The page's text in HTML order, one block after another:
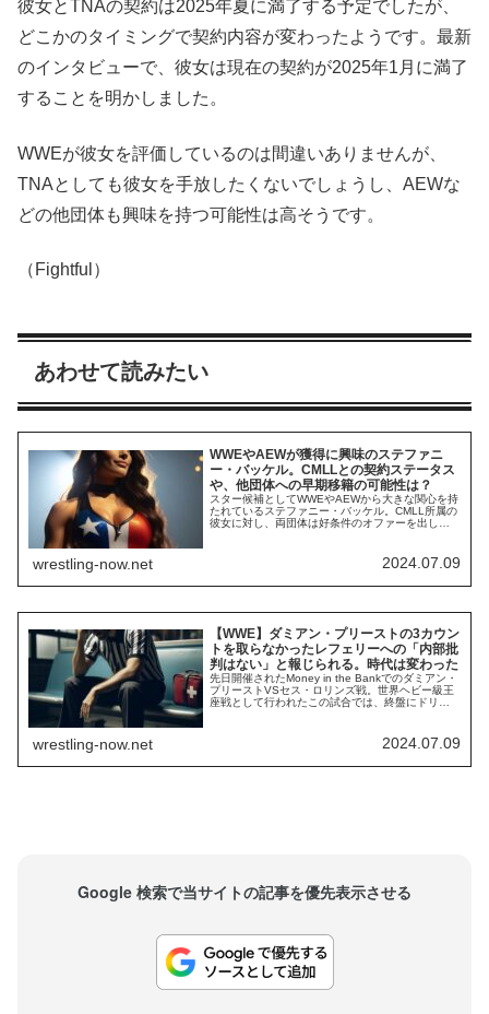
彼女とTNAの契約は2025年夏に満了する予定でしたが、
どこかのタイミングで契約内容が変わったようです。最新
のインタビューで、彼女は現在の契約が2025年1月に満了
することを明かしました。
WWEが彼女を評価しているのは間違いありませんが、
TNAとしても彼女を手放したくないでしょうし、AEWな
どの他団体も興味を持つ可能性は高そうです。
（Fightful）
あわせて読みたい
WWEやAEWが獲得に興味のステファニ
ー・バッケル。CMLLとの契約ステータス
や、他団体への早期移籍の可能性は？
スター候補としてWWEやAEWから大きな関心を持
たれているステファニー・バッケル。CMLL所属の
彼女に対し、両団体は好条件のオファーを出して
Doorでのバッケル戦の目的として「バッケルをス
ターにすること」を掲げていたと報じられてお
wrestling-now.net 2024.07.09
【WWE】ダミアン・プリーストの3カウン
トを取らなかったレフェリーへの「内部批
判はない」と報じられる。時代は変わった
先日開催されたMoney in the Bankでのダミアン・
プリーストVSセス・ロリンズ戦。世界ヘビー級王
座戦として行われたこの試合では、終盤にドリュ
した。その直前、セスのファルコンアローを受け
カウントを取られたプリーストがキックアウトせ
wrestling-now.net 2024.07.09
Google 検索で当サイトの記事を優先表示させる